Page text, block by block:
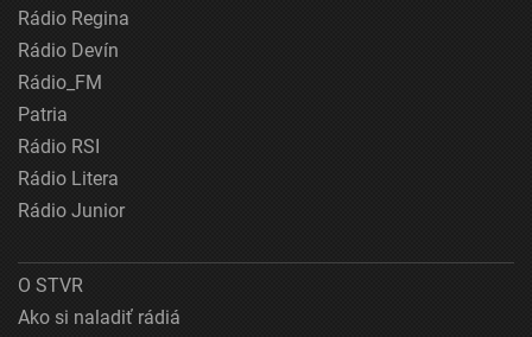
Rádio Regina
Rádio Devín
Rádio_FM
Patria
Rádio RSI
Rádio Litera
Rádio Junior
O STVR
Ako si naladiť rádiá